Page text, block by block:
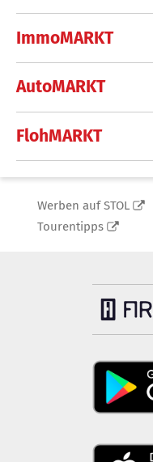
ImmoMARKT
AutoMARKT
FlohMARKT
Werben auf STOL
Tourentipps